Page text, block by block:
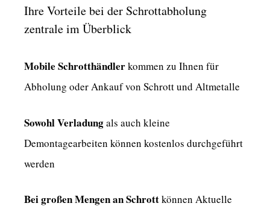
Ihre Vorteile bei der Schrottabholung
zentrale im Überblick
Mobile Schrotthändlerkommen zu Ihnen für
Abholung oder Ankauf von Schrott und Altmetalle
Sowohl Verladungals auch kleine
Demontagearbeiten können kostenlos durchgeführt
werden
Bei großen Mengen an Schrottkönnen Aktuelle